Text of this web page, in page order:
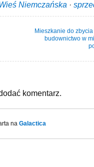
Niemczańska ·
Mieszkanie do
budownictwo w
komentarz.
na Galactica